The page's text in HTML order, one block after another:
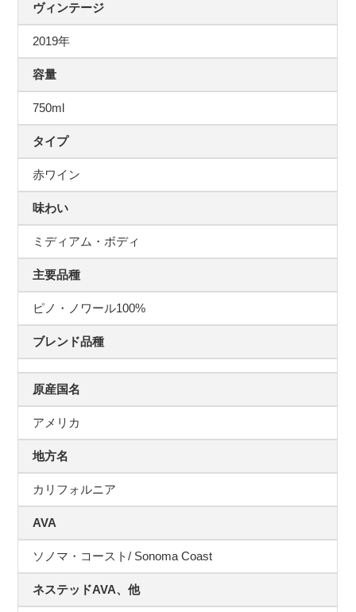
ヴィンテージ
2019年
容量
750ml
タイプ
赤ワイン
味わい
ミディアム・ボディ
主要品種
ピノ・ノワール100%
ブレンド品種
原産国名
アメリカ
地方名
カリフォルニア
AVA
ソノマ・コースト/ Sonoma Coast
ネステッドAVA、他